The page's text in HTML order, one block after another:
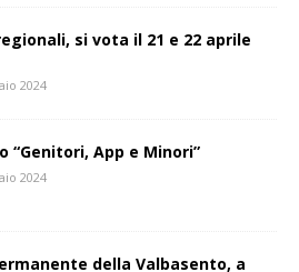
si vota il 21 e 22 aprile
2024
“Genitori, App e Minori”
2024
della Valbasento, a